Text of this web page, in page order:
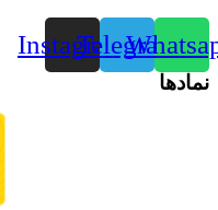
Telegram
Instagram
نمادها